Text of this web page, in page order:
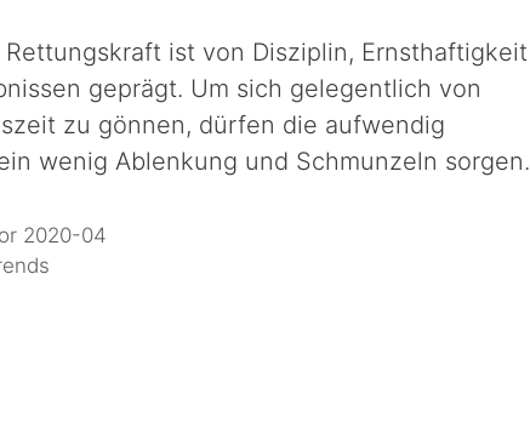
ist von Disziplin, Ernsthaftigkeit
geprägt. Um sich gelegentlich von
zu gönnen, dürfen die aufwendig
wenig Ablenkung und Schmunzeln sorgen.
2020-04